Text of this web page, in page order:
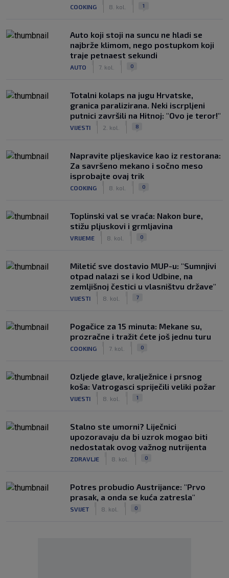
COOKING 8. kol. 1
Auto koji stoji na suncu ne hladi se
najbrže klimom, nego postupkom koji
traje petnaest sekundi
AUTO 7. kol. 0
Totalni kolaps na jugu Hrvatske,
granica paralizirana. Neki iscrpljeni
putnici završili na Hitnoj: "Ovo je teror!"
VIJESTI 2. kol. 8
Napravite pljeskavice kao iz restorana:
Za savršeno mekano i sočno meso
isprobajte ovaj trik
COOKING 8. kol. 0
Toplinski val se vraća: Nakon bure,
stižu pljuskovi i grmljavina
VRIJEME 8. kol. 0
Miletić sve dostavio MUP-u: "Sumnjivi
otpad nalazi se i kod Udbine, na
zemljišnoj čestici u vlasništvu države"
VIJESTI 8. kol. 7
Pogačice za 15 minuta: Mekane su,
prozračne i tražit ćete još jednu turu
COOKING 7. kol. 0
Ozljede glave, kralježnice i prsnog
koša: Vatrogasci spriječili veliki požar
VIJESTI 8. kol. 1
Stalno ste umorni? Liječnici
upozoravaju da bi uzrok mogao biti
nedostatak ovog važnog nutrijenta
ZDRAVLJE 8. kol. 0
Potres probudio Austrijance: "Prvo
prasak, a onda se kuća zatresla"
SVIJET 8. kol. 0